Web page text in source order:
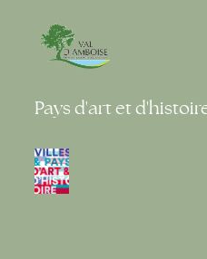
Pays d'art et